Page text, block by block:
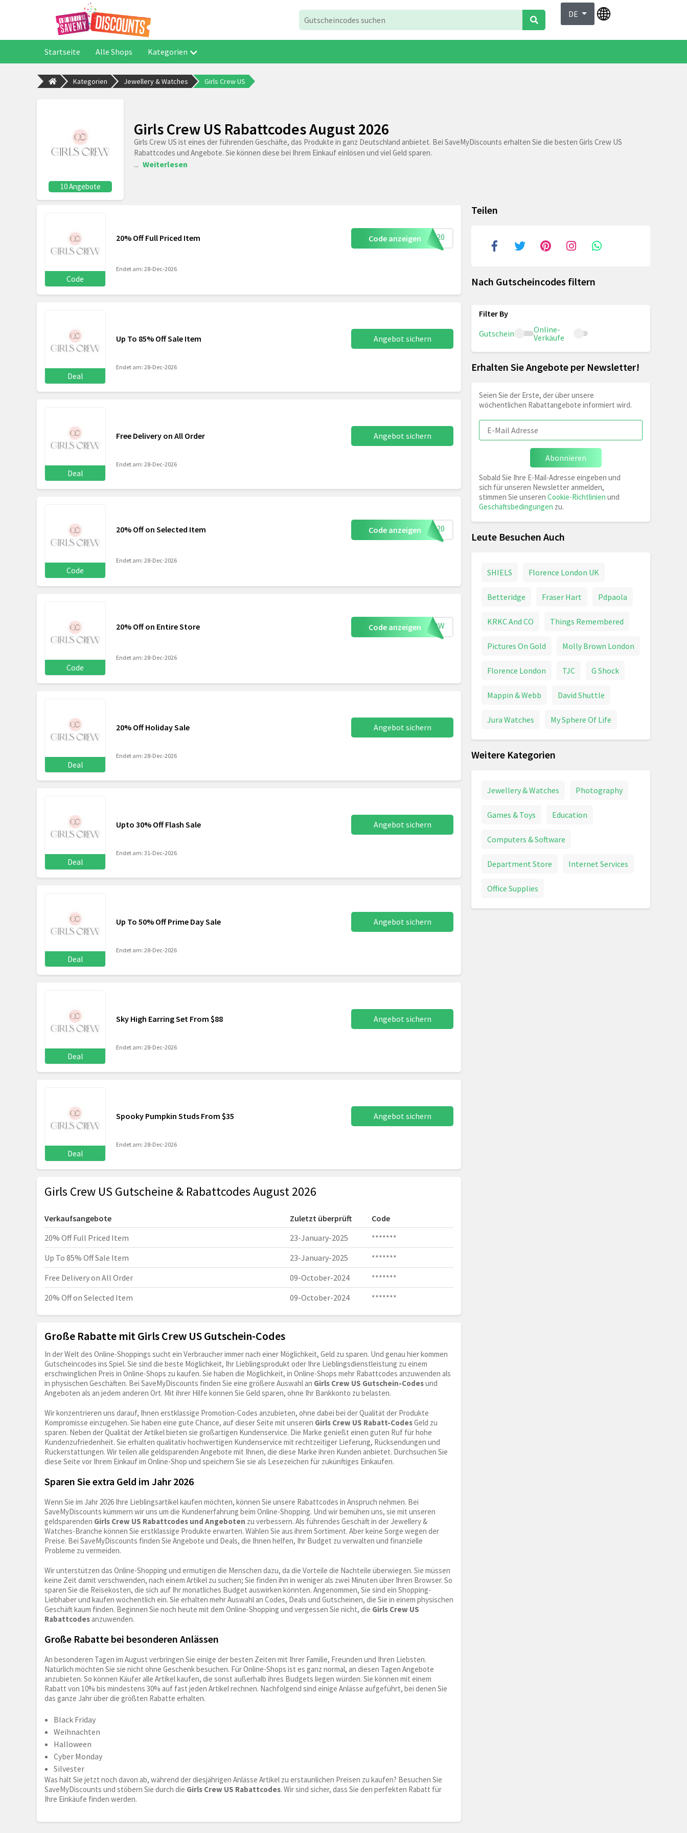
DE
Startseite Alle Shops Kategorien
Kategorien Jewellery & Watches Girls Crew US
10 Angebote
Girls Crew US Rabattcodes August 2026
Girls Crew US ist eines der führenden Geschäfte, das Produkte in ganz Deutschland anbietet. Bei SaveMyDiscounts erhalten Sie die besten Girls Crew US
Rabattcodes und Angebote. Sie können diese bei Ihrem Einkauf einlösen und viel Geld sparen.
... Weiterlesen
Code
20% Off Full Priced Item Code anzeigen DER20
Endet am: 28-Dec-2026
Deal
Up To 85% Off Sale Item Angebot sichern
Endet am: 28-Dec-2026
Deal
Free Delivery on All Order Angebot sichern
Endet am: 28-Dec-2026
Code
20% Off on Selected Item Code anzeigen SMS20
Endet am: 28-Dec-2026
Code
20% Off on Entire Store Code anzeigenUTNOW
Endet am: 28-Dec-2026
Deal
20% Off Holiday Sale Angebot sichern
Endet am: 28-Dec-2026
Deal
Upto 30% Off Flash Sale Angebot sichern
Endet am: 31-Dec-2026
Deal
Up To 50% Off Prime Day Sale Angebot sichern
Endet am: 28-Dec-2026
Deal
Sky High Earring Set From $88 Angebot sichern
Endet am: 28-Dec-2026
Deal
Spooky Pumpkin Studs From $35 Angebot sichern
Endet am: 28-Dec-2026
Girls Crew US Gutscheine & Rabattcodes August 2026
Verkaufsangebote Zuletzt überprüft
Code
20% Off Full Priced Item
23-January-2025
*******
Up To 85% Off Sale Item
23-January-2025
*******
Free Delivery on All Order
09-October-2024
*******
20% Off on Selected Item
09-October-2024 *******
Große Rabatte mit Girls Crew US Gutschein-Codes
In der Welt des Online-Shoppings sucht ein Verbraucher immer nach einer Möglichkeit, Geld zu sparen. Und genau hier kommen
Gutscheincodes ins Spiel. Sie sind die beste Möglichkeit, Ihr Lieblingsprodukt oder Ihre Lieblingsdienstleistung zu einem
erschwinglichen Preis in Online-Shops zu kaufen. Sie haben die Möglichkeit, in Online-Shops mehr Rabattcodes anzuwenden als
in physischen Geschäften. Bei SaveMyDiscounts finden Sie eine größere Auswahl an Girls Crew US Gutschein-Codesund
Angeboten als an jedem anderen Ort. Mit ihrer Hilfe können Sie Geld sparen, ohne Ihr Bankkonto zu belasten.
Wir konzentrieren uns darauf, Ihnen erstklassige Promotion-Codes anzubieten, ohne dabei bei der Qualität der Produkte
Kompromisse einzugehen. Sie haben eine gute Chance, auf dieser Seite mit unseren Girls Crew US Rabatt-CodesGeld zu
sparen. Neben der Qualität der Artikel bieten sie großartigen Kundenservice. Die Marke genießt einen guten Ruf für hohe
Kundenzufriedenheit. Sie erhalten qualitativ hochwertigen Kundenservice mit rechtzeitiger Lieferung, Rücksendungen und
Rückerstattungen. Wir teilen alle geldsparenden Angebote mit Ihnen, die diese Marke ihren Kunden anbietet. Durchsuchen Sie
diese Seite vor Ihrem Einkauf im Online-Shop und speichern Sie sie als Lesezeichen für zukünftiges Einkaufen.
Sparen Sie extra Geld im Jahr 2026
Wenn Sie im Jahr 2026 Ihre Lieblingsartikel kaufen möchten, können Sie unsere Rabattcodes in Anspruch nehmen. Bei
SaveMyDiscounts kümmern wir uns um die Kundenerfahrung beim Online-Shopping. Und wir bemühen uns, sie mit unseren
geldsparenden Girls Crew US Rabattcodes und Angeboten zu verbessern. Als führendes Geschäft in der Jewellery &
Watches-Branche können Sie erstklassige Produkte erwarten. Wählen Sie aus ihrem Sortiment. Aber keine Sorge wegen der
Preise. Bei SaveMyDiscounts finden Sie Angebote und Deals, die Ihnen helfen, Ihr Budget zu verwalten und finanzielle
Probleme zu vermeiden.
Wir unterstützen das Online-Shopping und ermutigen die Menschen dazu, da die Vorteile die Nachteile überwiegen. Sie müssen
keine Zeit damit verschwenden, nach einem Artikel zu suchen; Sie finden ihn in weniger als zwei Minuten über Ihren Browser. So
sparen Sie die Reisekosten, die sich auf Ihr monatliches Budget auswirken könnten. Angenommen, Sie sind ein Shopping-
Liebhaber und kaufen wöchentlich ein. Sie erhalten mehr Auswahl an Codes, Deals und Gutscheinen, die Sie in einem physischen
Geschäft kaum finden. Beginnen Sie noch heute mit dem Online-Shopping und vergessen Sie nicht, die Girls Crew US
Rabattcodes anzuwenden.
Große Rabatte bei besonderen Anlässen
An besonderen Tagen im August verbringen Sie einige der besten Zeiten mit Ihrer Familie, Freunden und Ihren Liebsten.
Natürlich möchten Sie sie nicht ohne Geschenk besuchen. Für Online-Shops ist es ganz normal, an diesen Tagen Angebote
anzubieten. So können Käufer alle Artikel kaufen, die sonst außerhalb ihres Budgets liegen würden. Sie können mit einem
Rabatt von 10% bis mindestens 30% auf fast jeden Artikel rechnen. Nachfolgend sind einige Anlässe aufgeführt, bei denen Sie
das ganze Jahr über die größten Rabatte erhalten.
Black Friday
Weihnachten
Halloween
Cyber Monday
Silvester
Was hält Sie jetzt noch davon ab, während der diesjährigen Anlässe Artikel zu erstaunlichen Preisen zu kaufen? Besuchen Sie
SaveMyDiscounts und stöbern Sie durch die Girls Crew US Rabattcodes. Wir sind sicher, dass Sie den perfekten Rabatt für
Ihre Einkäufe finden werden.
Teilen
Nach Gutscheincodes filtern
Gutschein
Online-
Verkäufe
Erhalten Sie Angebote per Newsletter!
Seien Sie der Erste, der über unsere
wöchentlichen Rabattangebote informiert wird.
Abonnieren
Sobald Sie Ihre E-Mail-Adresse eingeben und
sich für unseren Newsletter anmelden,
stimmen Sie unseren Cookie-Richtlinien und
Geschäftsbedingungen zu.
Leute Besuchen Auch
SHIELS Florence London UK
Betteridge Fraser Hart Pdpaola
KRKC And CO Things Remembered
Pictures On Gold Molly Brown London
Florence London TJC G Shock
Mappin & Webb David Shuttle
Jura Watches My Sphere Of Life
Weitere Kategorien
Jewellery & Watches Photography
Games & Toys Education
Computers & Software
Department Store Internet Services
Office Supplies